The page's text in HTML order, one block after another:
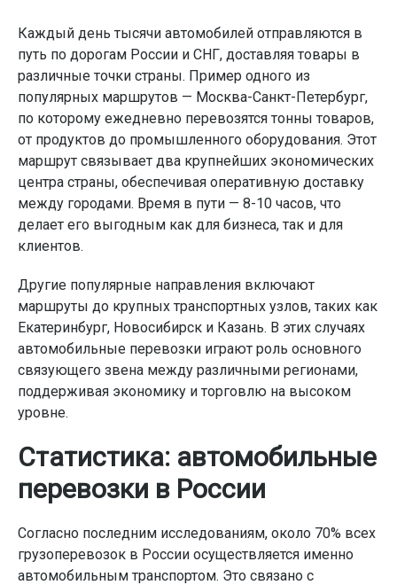
Каждый день тысячи автомобилей отправляются в
путь по дорогам России и СНГ, доставляя товары в
различные точки страны. Пример одного из
популярных маршрутов — Москва-Санкт-Петербург,
по которому ежедневно перевозятся тонны товаров,
от продуктов до промышленного оборудования. Этот
маршрут связывает два крупнейших экономических
центра страны, обеспечивая оперативную доставку
между городами. Время в пути — 8-10 часов, что
делает его выгодным как для бизнеса, так и для
клиентов.
Другие популярные направления включают
маршруты до крупных транспортных узлов, таких как
Екатеринбург, Новосибирск и Казань. В этих случаях
автомобильные перевозки играют роль основного
связующего звена между различными регионами,
поддерживая экономику и торговлю на высоком
уровне.
Статистика: автомобильные
перевозки в России
Согласно последним исследованиям, около 70% всех
грузоперевозок в России осуществляется именно
автомобильным транспортом. Это связано с